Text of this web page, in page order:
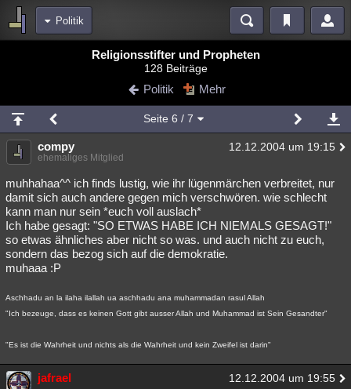
Politik
Blogs Videos
Chat Wiki Neuigkeiten
meine Rubriken
Menschen Mystery Kriminalfälle
Spiritualität Verschwörungen Technologie Ufologie
Natur Umfragen Unterhaltung
weitere Rubriken
Philosophie Träume Orte Esoterik
Verbesserungen
Übersichten
Besucht Teilgenommen Alle Neue Geschlossen
Religionsstifter und Propheten
128 Beiträge
Politik Mehr
Seite 6 / 7
compy 12.12.2004 um 19:15
ehemaliges Mitglied
muhhahaa^^ ich finds lustig, wie ihr lügenmärchen verbreitet, nur
damit sich auch andere gegen mich verschwören. wie schlecht
kann man nur sein *euch voll auslach*
Ich habe gesagt: "SO ETWAS HABE ICH NIEMALS GESAGT!"
so etwas ähnliches aber nicht so was. und auch nicht zu euch,
sondern das bezog sich auf die demokratie.
muhaaa :P
Aschhadu an la ilaha ilallah ua aschhadu ana muhammadan rasul Allah
"Ich bezeuge, dass es keinen Gott gibt ausser Allah und Muhammad ist Sein Gesandter"
"Es ist die Wahrheit und nichts als die Wahrheit und kein Zweifel ist darin"
jafrael 12.12.2004 um 19:55